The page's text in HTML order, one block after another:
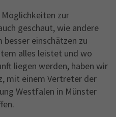
zur
geschaut, wie andere
einschätzen zu
alles leistet und wo
liegen werden, haben wir
mit einem Vertreter der
Westfalen in Münster